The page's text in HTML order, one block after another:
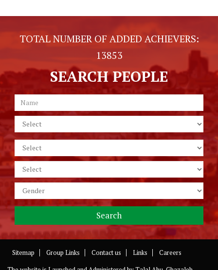
TOTAL NUMBER OF ADDED ACHIEVERS:
13853
SEARCH PEOPLE
Sitemap Group Links Contact us Links
Careers